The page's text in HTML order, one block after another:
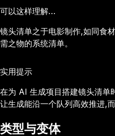
可以这样理解…
镜头清单之于电影制作,如同食
需之物的系统清单。
实用提示
在为 AI 生成项目搭建镜头清单
让生成能沿一个队列高效推进,
类型与变体